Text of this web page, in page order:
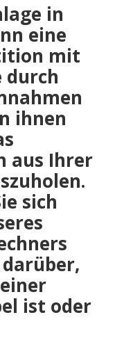
in
eine
mit
durch
ihnen
aus Ihrer
sich
ist oder